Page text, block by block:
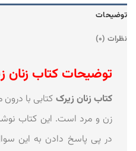
توضیحات
نظرات (0)
توضیحات کتاب زنان
کتاب زنان زیرک کتابی با درون
زن و مرد است. این کتاب
در پی پاسخ دادن به این